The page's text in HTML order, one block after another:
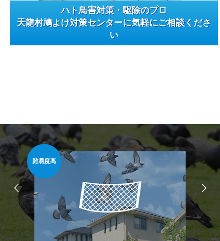
ハト鳥害対策・駆除のプロ
天龍村鳩よけ対策センターに気軽にご相談くださ
い
難易度高